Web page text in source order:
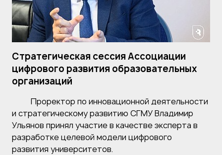
Стратегическая сессия Ассоциации
цифрового развития образовательных
организаций
Проректор по инновационной деятельности
и стратегическому развитию СГМУ Владимир
Ульянов принял участие в качестве эксперта в
разработке целевой модели цифрового
развития университетов.